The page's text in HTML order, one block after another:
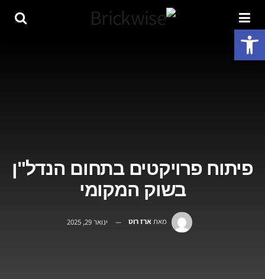
פיתוח פרויקטים בתחום הנדל"ן
בשוק המקומי
מאת ארז רוט ינואר 29, 2025
פתח סרגל נגישות